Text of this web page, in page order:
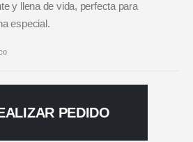
y llena de vida, perfecta para
especial.
PEDIDO